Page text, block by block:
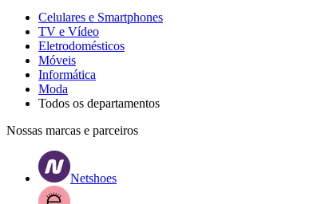
Celulares e Smartphones
TV e Vídeo
Eletrodomésticos
Móveis
Informática
Moda
Todos os departamentos
Nossas marcas e parceiros
Netshoes